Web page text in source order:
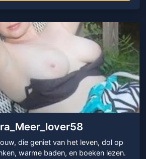
die geniet van het leven, dol op
warme baden, en boeken lezen.